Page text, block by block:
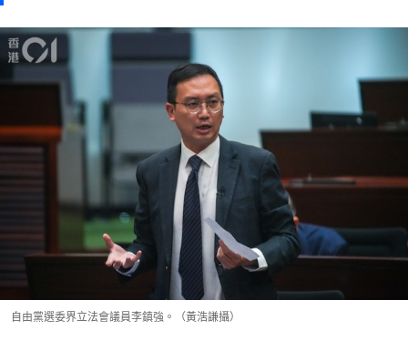
自由黨選委界立法會議員李鎮強。（黃浩謙攝）